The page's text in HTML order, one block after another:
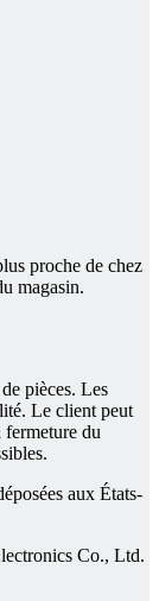
proche de chez
magasin.
pièces. Les
Le client peut
du
aux États-
Co., Ltd.